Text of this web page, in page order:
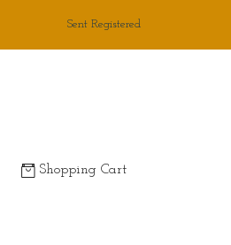
Sent Registered
Shopping Cart